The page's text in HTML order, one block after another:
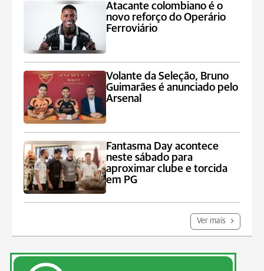
Atacante colombiano é o
novo reforço do Operário
Ferroviário
Volante da Seleção, Bruno
Guimarães é anunciado pelo
Arsenal
Fantasma Day acontece
neste sábado para
aproximar clube e torcida
em PG
Ver mais